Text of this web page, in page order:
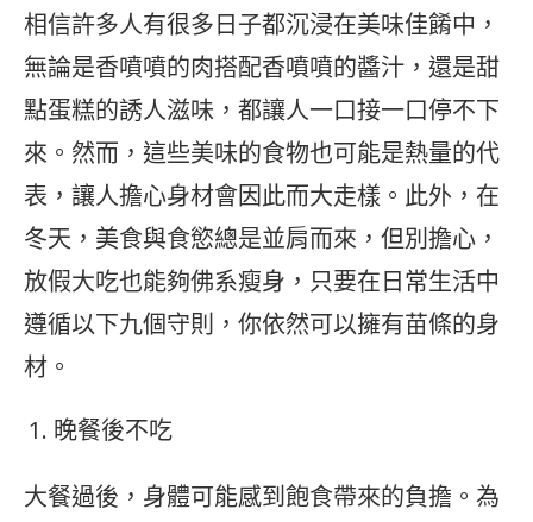
相信許多人有很多日子都沉浸在美味佳餚中，
無論是香噴噴的肉搭配香噴噴的醬汁，還是甜
點蛋糕的誘人滋味，都讓人一口接一口停不下
來。然而，這些美味的食物也可能是熱量的代
表，讓人擔心身材會因此而大走樣。此外，在
冬天，美食與食慾總是並肩而來，但別擔心，
放假大吃也能夠佛系瘦身，只要在日常生活中
遵循以下九個守則，你依然可以擁有苗條的身
材。
晚餐後不吃
大餐過後，身體可能感到飽食帶來的負擔。為